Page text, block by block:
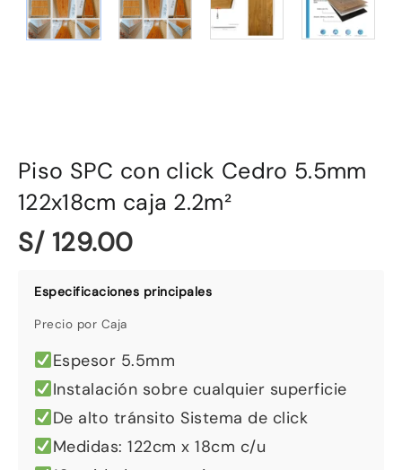
Piso SPC con click Cedro 5.5mm
122x18cm caja 2.2m²
S/ 129.00
Precio por Caja
Espesor 5.5mm
Instalación sobre cualquier superficie
De alto tránsito Sistema de click
Medidas: 122cm x 18cm c/u